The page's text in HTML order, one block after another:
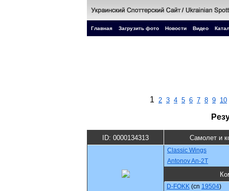
Главная Загрузить фото Новости Видео
1 2 3 4 5 6 7 8 9 10
ID: 0000134313 Самолет и
Classic Wings
Antonov An-2T
D-FOKK (cn 19504)